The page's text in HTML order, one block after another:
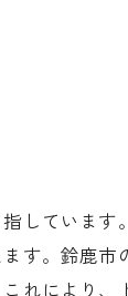
しています
す。鈴鹿市
れにより、